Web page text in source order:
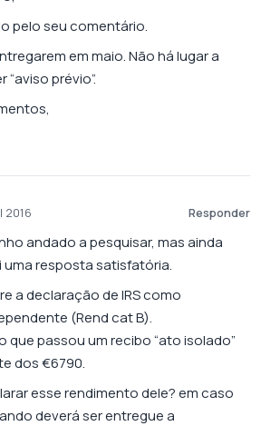
pelo seu comentário.
em maio. Não há lugar a
“aviso prévio”.
2016 Responder
andado a pesquisar, mas ainda
resposta satisfatória.
a declaração de IRS como
(Rend cat B).
que passou um recibo “ato isolado”
dos €6790.
esse rendimento dele? em caso
deverá ser entregue a